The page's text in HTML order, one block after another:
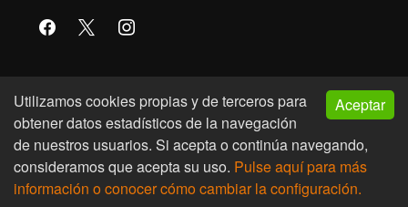
Aceptar
Utilizamos cookies propias y de terceros para
obtener datos estadísticos de la navegación
de nuestros usuarios. Si acepta o continúa navegando,
consideramos que acepta su uso. Pulse aquí para más
información o conocer cómo cambiar la configuración.
Copyright © 2026 · Martín Nieto · Morón de la Frontera
(Sevilla)
Inspiro Theme por WPZOOM